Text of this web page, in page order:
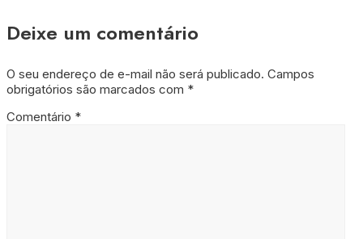
Deixe um comentário
O seu endereço de e-mail não será publicado. Campos
obrigatórios são marcados com *
Comentário *